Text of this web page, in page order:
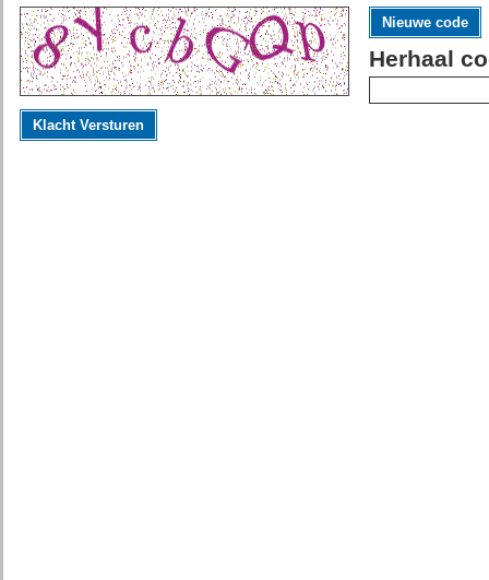
Nieuwe code
Herhaal
Klacht Versturen